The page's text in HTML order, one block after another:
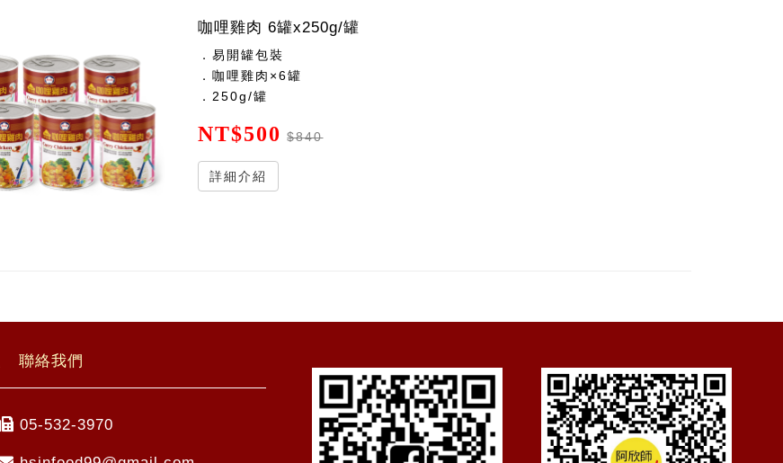
咖哩雞肉 6罐x250g/罐
．易開罐包裝
．咖哩雞肉×6罐
．250g/罐
NT$500 $840
詳細介紹
聯絡我們
05-532-3970